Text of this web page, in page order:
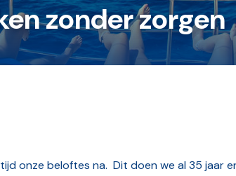
zonder zorgen
onze beloftes na. Dit doen we al 35 jaar